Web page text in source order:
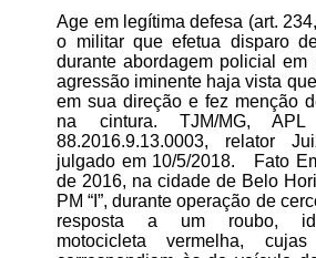
Age em legítima defesa (art.
o militar que efetua disparo
durante abordagem policial em
agressão iminente haja vista
em sua direção e fez menção
na cintura. TJM/MG,
88.2016.9.13.0003, relator
julgado em 10/5/2018. Fato
de 2016, na cidade de Belo
PM “I”, durante operação de
resposta a um roubo,
motocicleta vermelha, cujas